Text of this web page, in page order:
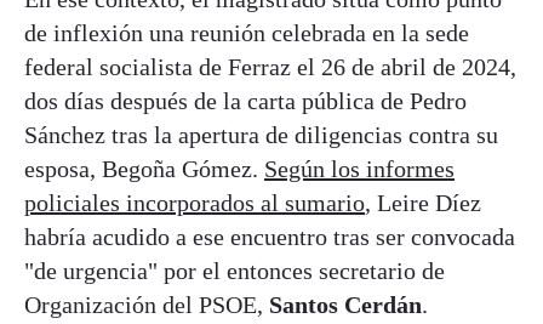
de inflexión una reunión celebrada en la sede
federal socialista de Ferraz el 26 de abril de 2024,
dos días después de la carta pública de Pedro
Sánchez tras la apertura de diligencias contra su
esposa, Begoña Gómez. Según los informes
policiales incorporados al sumario, Leire Díez
habría acudido a ese encuentro tras ser convocada
"de urgencia" por el entonces secretario de
Organización del PSOE, Santos Cerdán.